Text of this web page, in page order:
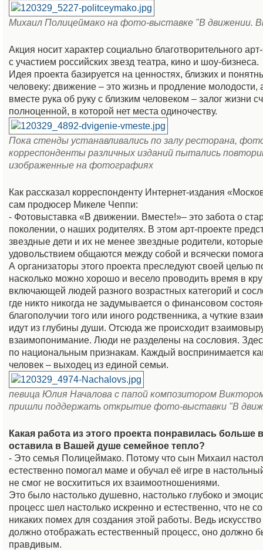
Михаил Полицеймако на фото-выставке "В движении.
Акция носит характер социально благотворительного
с участием российских звезд театра, кино и шоу-бизнеса.
Идея проекта базируется на ценностях, близких и
человеку: движение – это жизнь и продление молодости,
вместе рука об руку с близким человеком – залог жизни
полноценной, в которой нет места одиночеству.
Пока стенды устанавливались по залу ресторана,
корреспонденты различных изданий пытались
изображенные на фотографиях
Как рассказал корреспонденту Интернет-издания
сам продюсер Микеле Чеппи:
- Фотовыставка «В движении. Вместе!»– это забота о
поколении, о наших родителях. В этом арт-проекте
звездные дети и их не менее звездные родители,
удовольствием общаются между собой и всячески
А организаторы этого проекта преследуют своей целью
насколько можно хорошо и весело проводить время в
включающей людей разного возрастных категорий и
где никто никогда не задумывается о финансовом
благополучии того или иного родственника, а чуткие
идут из глубины души. Отсюда же происходит
взаимопонимание. Люди не разделены на сословия.
по национальным признакам. Каждый воспринимается
человек – выходец из единой семьи.
певица Юлия Началова с папой композитором
пришли поддержать открытие фото-выставки "В
Какая работа из этого проекта понравилась больше
оставила в Вашей душе семейное тепло?
- Это семья Полицеймако. Потому что сын Михаил
естественно помогал маме и обучал её игре в
не смог не восхититься их взаимоотношениями.
Это было настолько душевно, настолько глубоко и
процесс шел настолько искренно и естественно, что не
никаких помех для создания этой работы. Ведь
должно отображать естественный процесс, оно должно
правдивым.